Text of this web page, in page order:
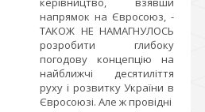
напрямок на Євросоюз, -
ТАКОЖ НЕ НАМАГНУЛОСЬ
розробити глибоку
погодову концепцію на
найближчі десятиліття
руху і розвитку України в
Євросоюзі. Але ж провідні